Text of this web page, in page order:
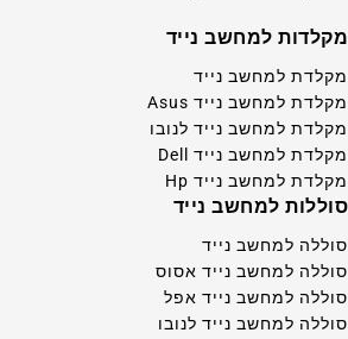
מקלדות למחשב נייד
מקלדת למחשב נייד
מקלדת למחשב נייד Asus
מקלדת למחשב נייד לנובו
מקלדת למחשב נייד Dell
מקלדת למחשב נייד Hp
סוללות למחשב נייד
סוללה למחשב נייד
סוללה למחשב נייד אסוס
סוללה למחשב נייד אפל
סוללה למחשב נייד לנובו